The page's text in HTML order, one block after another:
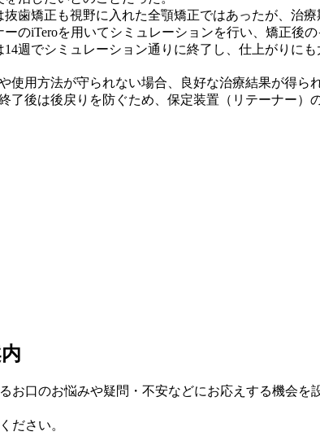
歯矯正も視野に入れた全顎矯正ではあったが、治
ーのiTeroを用いてシミュレーションを行い、矯正後
週でシミュレーション通りに終了し、仕上がりにも
使用方法が守られない場合、良好な治療結果が得ら
了後は後戻りを防ぐため、保定装置（リテーナー）
お口のお悩みや疑問・不安などにお応えする機会
ださい。